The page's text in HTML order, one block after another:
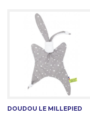
DOUDOU LE MILLEPIED